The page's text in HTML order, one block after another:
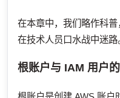
在本章中，我们略作科
在技术人员口水战中迷路
根账户与 IAM 用户